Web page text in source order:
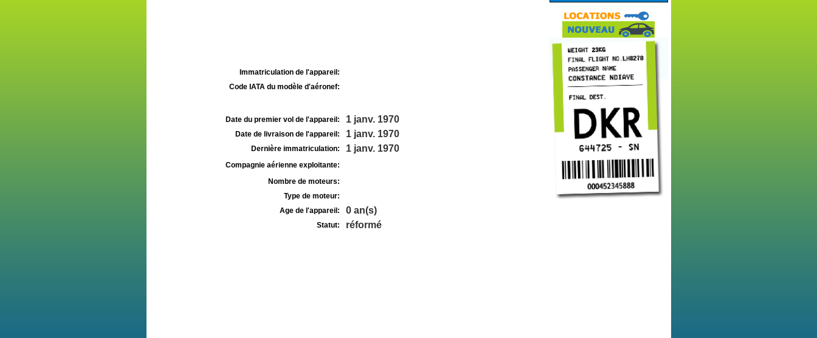
Immatriculation de l'appareil:
Code IATA du modèle d'aéronef:
Date du premier vol de l'appareil: 1 janv. 1970
Date de livraison de l'appareil: 1 janv. 1970
Dernière immatriculation: 1 janv. 1970
Compagnie aérienne exploitante:
Nombre de moteurs:
Type de moteur:
Age de l'appareil:
0 an(s)
Statut: réformé